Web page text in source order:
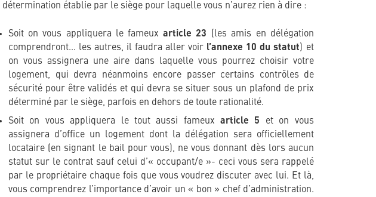
détermination établie par le siège pour laquelle vous n’aurez rien à dire :
Soit on vous appliquera le fameux article 23 (les amis en délégation
comprendront… les autres, il faudra aller voir l’annexe 10 du statut ) et
on vous assignera une aire dans laquelle vous pourrez choisir votre
logement, qui devra néanmoins encore passer certains contrôles de
sécurité pour être validés et qui devra se situer sous un plafond de prix
déterminé par le siège, parfois en dehors de toute rationalité.
Soit on vous appliquera le tout aussi fameux article 5 et on vous
assignera d’office un logement dont la délégation sera officiellement
locataire (en signant le bail pour vous), ne vous donnant dès lors aucun
statut sur le contrat sauf celui d’« occupant/e »- ceci vous sera rappelé
par le propriétaire chaque fois que vous voudrez discuter avec lui. Et là,
vous comprendrez l’importance d’avoir un « bon » chef d’administration.